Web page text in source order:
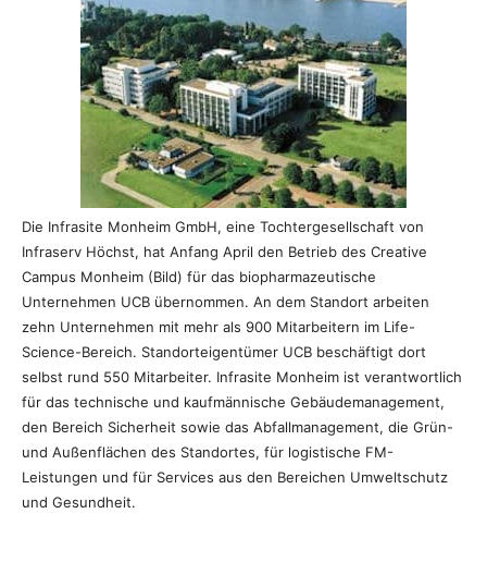
Die Infrasite Monheim GmbH, eine Tochtergesellschaft von
Infraserv Höchst, hat Anfang April den Betrieb des Creative
Campus Monheim (Bild) für das biopharmazeutische
Unternehmen UCB übernommen. An dem Standort arbeiten
zehn Unternehmen mit mehr als 900 Mitarbeitern im Life-
Science-Bereich. Standorteigentümer UCB beschäftigt dort
selbst rund 550 Mitarbeiter. Infrasite Monheim ist verantwortlich
für das technische und kaufmännische Gebäudemanagement,
den Bereich Sicherheit sowie das Abfallmanagement, die Grün-
und Außenflächen des Standortes, für logistische FM-
Leistungen und für Services aus den Bereichen Umweltschutz
und Gesundheit.